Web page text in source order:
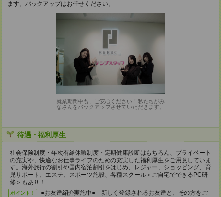
ます。バックアップはお任せください。
就業期間中も、ご安心ください！私たちがみ
なさんをバックアップさせていただきます。
待遇・福利厚生
社会保険制度・年次有給休暇制度・定期健康診断はもちろん、プライベート
の充実や、快適なお仕事ライフのための充実した福利厚生をご用意していま
す。海外旅行の割引や国内宿泊割引をはじめ、レジャー、ショッピング、育
児サポート、エステ、スポーツ施設、各種スクール＜ご自宅でできるPC研
修＞もあり！
ポイント！
●お友達紹介実施中● 新しく登録されるお友達と、その方をご